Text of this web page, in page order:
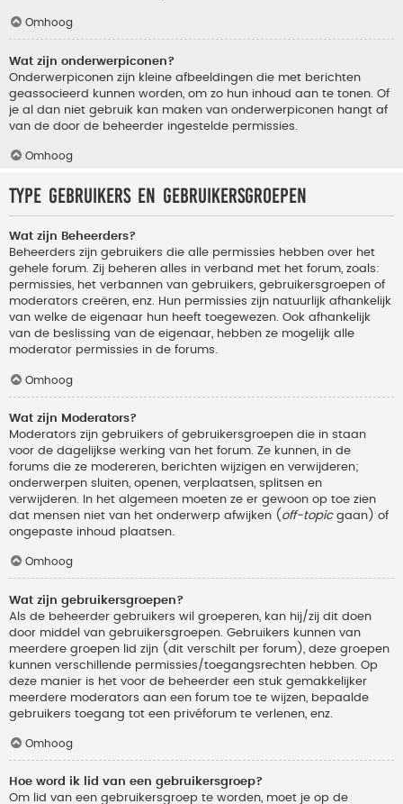
Omhoog
Wat zijn onderwerpiconen?
Onderwerpiconen zijn kleine afbeeldingen die met berichten
geassocieerd kunnen worden, om zo hun inhoud aan te tonen. Of
je al dan niet gebruik kan maken van onderwerpiconen hangt af
van de door de beheerder ingestelde permissies.
Omhoog
Type gebruikers en gebruikersgroepen
Wat zijn Beheerders?
Beheerders zijn gebruikers die alle permissies hebben over het
gehele forum. Zij beheren alles in verband met het forum, zoals:
permissies, het verbannen van gebruikers, gebruikersgroepen of
moderators creëren, enz. Hun permissies zijn natuurlijk afhankelijk
van welke de eigenaar hun heeft toegewezen. Ook afhankelijk
van de beslissing van de eigenaar, hebben ze mogelijk alle
moderator permissies in de forums.
Omhoog
Wat zijn Moderators?
Moderators zijn gebruikers of gebruikersgroepen die in staan
voor de dagelijkse werking van het forum. Ze kunnen, in de
forums die ze modereren, berichten wijzigen en verwijderen;
onderwerpen sluiten, openen, verplaatsen, splitsen en
verwijderen. In het algemeen moeten ze er gewoon op toe zien
dat mensen niet van het onderwerp afwijken ( off-topicgaan) of
ongepaste inhoud plaatsen.
Omhoog
Wat zijn gebruikersgroepen?
Als de beheerder gebruikers wil groeperen, kan hij/zij dit doen
door middel van gebruikersgroepen. Gebruikers kunnen van
meerdere groepen lid zijn (dit verschilt per forum), deze groepen
kunnen verschillende permissies/toegangsrechten hebben. Op
deze manier is het voor de beheerder een stuk gemakkelijker
meerdere moderators aan een forum toe te wijzen, bepaalde
gebruikers toegang tot een privéforum te verlenen, enz.
Omhoog
Hoe word ik lid van een gebruikersgroep?
Om lid van een gebruikersgroep te worden, moet je op de